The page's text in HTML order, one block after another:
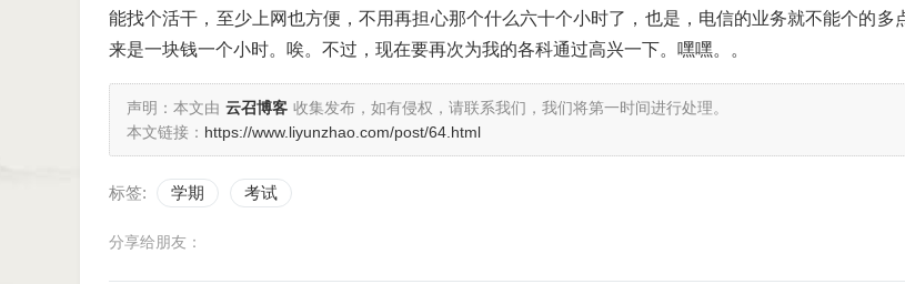
能找个活干，至少上网也方便，不用再担心那个什么六十个小时了，也是，电信的业务就不能个的多
来是一块钱一个小时。唉。不过，现在要再次为我的各科通过高兴一下。嘿嘿。。
声明：本文由 云召博客 收集发布，如有侵权，请联系我们，我们将第一时间进行处理。
本文链接： https://www.liyunzhao.com/post/64.html
标签: 学期 考试
分享给朋友：